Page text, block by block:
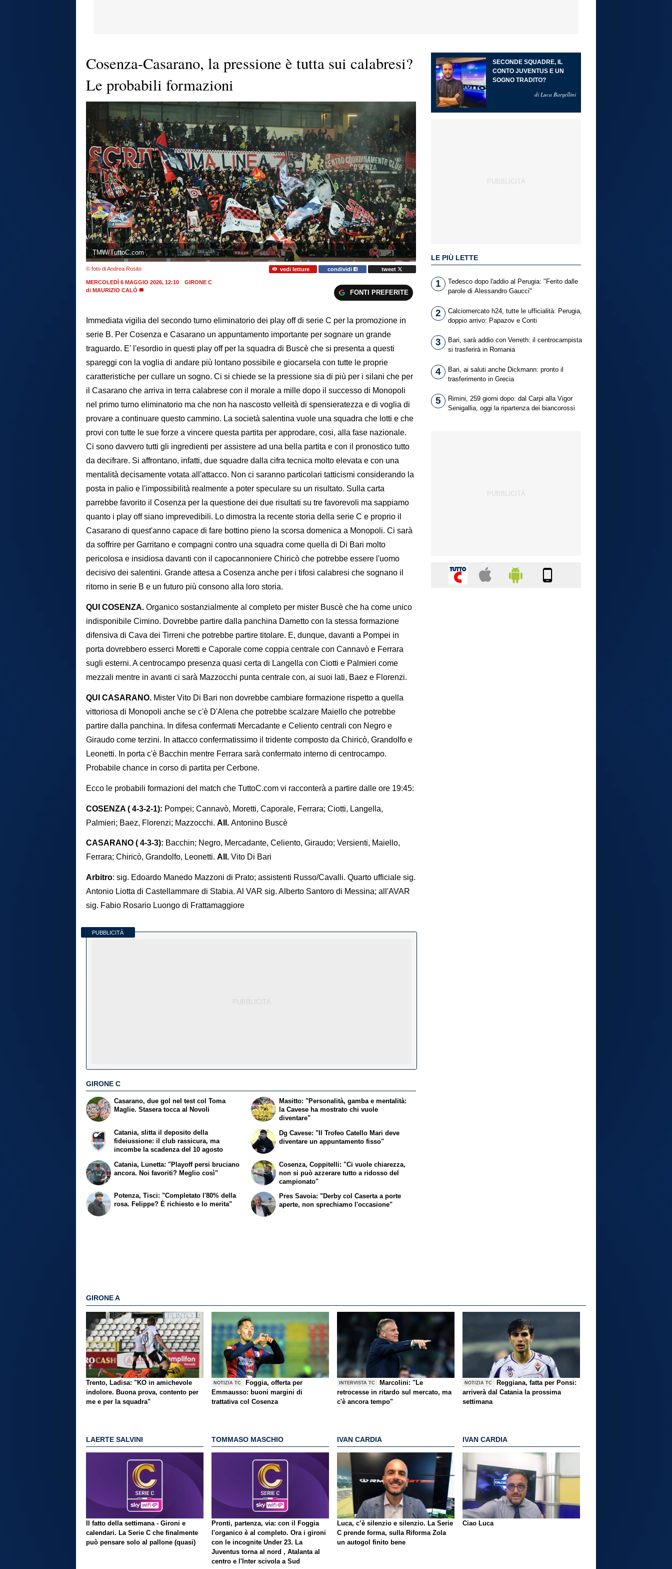
Cosenza-Casarano, la pressione è tutta sui calabresi?
Le probabili formazioni
TMW/TuttoC.com
© foto di Andrea Rosito vedi letture condividi tweet
MERCOLEDÌ 6 MAGGIO 2026, 12:10
GIRONE C
di MAURIZIO CALÒ FONTI PREFERITE
Immediata vigilia del secondo turno eliminatorio dei play off di serie C per la promozione in
serie B. Per Cosenza e Casarano un appuntamento importante per sognare un grande
traguardo. E' l'esordio in questi play off per la squadra di Buscè che si presenta a questi
spareggi con la voglia di andare più lontano possibile e giocarsela con tutte le proprie
caratteristiche per cullare un sogno. Ci si chiede se la pressione sia di più per i silani che per
il Casarano che arriva in terra calabrese con il morale a mille dopo il successo di Monopoli
nel primo turno eliminatorio ma che non ha nascosto velleità di spensieratezza e di voglia di
provare a continuare questo cammino. La società salentina vuole una squadra che lotti e che
provi con tutte le sue forze a vincere questa partita per approdare, cosi, alla fase nazionale.
Ci sono davvero tutti gli ingredienti per assistere ad una bella partita e con il pronostico tutto
da decifrare. Si affrontano, infatti, due squadre dalla cifra tecnica molto elevata e con una
mentalità decisamente votata all'attacco. Non ci saranno particolari tatticismi considerando la
posta in palio e l'impossibilità realmente a poter speculare su un risultato. Sulla carta
parrebbe favorito il Cosenza per la questione dei due risultati su tre favorevoli ma sappiamo
quanto i play off siano imprevedibili. Lo dimostra la recente storia della serie C e proprio il
Casarano di quest'anno capace di fare bottino pieno la scorsa domenica a Monopoli. Ci sarà
da soffrire per Garritano e compagni contro una squadra come quella di Di Bari molto
pericolosa e insidiosa davanti con il capocannoniere Chiricò che potrebbe essere l'uomo
decisivo dei salentini. Grande attesa a Cosenza anche per i tifosi calabresi che sognano il
ritorno in serie B e un futuro più consono alla loro storia.
QUI COSENZA. Organico sostanzialmente al completo per mister Buscè che ha come unico
indisponibile Cimino. Dovrebbe partire dalla panchina Dametto con la stessa formazione
difensiva di Cava dei Tirreni che potrebbe partire titolare. E, dunque, davanti a Pompei in
porta dovrebbero esserci Moretti e Caporale come coppia centrale con Cannavò e Ferrara
sugli esterni. A centrocampo presenza quasi certa di Langella con Ciotti e Palmieri come
mezzali mentre in avanti ci sarà Mazzocchi punta centrale con, ai suoi lati, Baez e Florenzi.
QUI CASARANO. Mister Vito Di Bari non dovrebbe cambiare formazione rispetto a quella
vittoriosa di Monopoli anche se c'è D'Alena che potrebbe scalzare Maiello che potrebbe
partire dalla panchina. In difesa confermati Mercadante e Celiento centrali con Negro e
Giraudo come terzini. In attacco confermatissimo il tridente composto da Chiricò, Grandolfo e
Leonetti. In porta c'è Bacchin mentre Ferrara sarà confermato interno di centrocampo.
Probabile chance in corso di partita per Cerbone.
Ecco le probabili formazioni del match che TuttoC.com vi racconterà a partire dalle ore 19:45:
COSENZA ( 4-3-2-1): Pompei; Cannavò, Moretti, Caporale, Ferrara; Ciotti, Langella,
Palmieri; Baez, Florenzi; Mazzocchi. All. Antonino Buscè
CASARANO ( 4-3-3): Bacchin; Negro, Mercadante, Celiento, Giraudo; Versienti, Maiello,
Ferrara; Chiricò, Grandolfo, Leonetti. All. Vito Di Bari
Arbitro: sig. Edoardo Manedo Mazzoni di Prato; assistenti Russo/Cavalli. Quarto ufficiale sig.
Antonio Liotta di Castellammare di Stabia. Al VAR sig. Alberto Santoro di Messina; all'AVAR
sig. Fabio Rosario Luongo di Frattamaggiore
PUBBLICITÀ
GIRONE C
Casarano, due gol nel test col Toma
Maglie. Stasera tocca al Novoli
Catania, slitta il deposito della
fideiussione: il club rassicura, ma
incombe la scadenza del 10 agosto
Masitto: "Personalità, gamba e mentalità:
la Cavese ha mostrato chi vuole
diventare"
Dg Cavese: "Il Trofeo Catello Mari deve
diventare un appuntamento fisso"
Catania, Lunetta: "Playoff persi bruciano
ancora. Noi favoriti? Meglio così"
Potenza, Tisci: "Completato l'80% della
rosa. Felippe? È richiesto e lo merita"
Cosenza, Coppitelli: "Ci vuole chiarezza,
non si può azzerare tutto a ridosso del
campionato"
Pres Savoia: "Derby col Caserta a porte
aperte, non sprechiamo l'occasione"
SECONDE SQUADRE, IL
CONTO JUVENTUS E UN
SOGNO TRADITO?
di Luca Bargellini
LE PIÙ LETTE
1
Tedesco dopo l'addio al Perugia: "Ferito dalle
parole di Alessandro Gaucci"
2
Calciomercato h24, tutte le ufficialità: Perugia,
doppio arrivo: Papazov e Conti
3
Bari, sarà addio con Verreth: il centrocampista
si trasferirà in Romania
4
Bari, ai saluti anche Dickmann: pronto il
trasferimento in Grecia
5
Rimini, 259 giorni dopo: dal Carpi alla Vigor
Senigallia, oggi la ripartenza dei biancorossi
GIRONE A
Trento, Ladisa: "KO in amichevole
indolore. Buona prova, contento per
me e per la squadra"
NOTIZIA TC
Foggia, offerta per
Emmausso: buoni margini di
trattativa col Cosenza
INTERVISTA TC
Marcolini: "Le
retrocesse in ritardo sul mercato, ma
c'è ancora tempo"
NOTIZIA TC
Reggiana, fatta per Ponsi:
arriverà dal Catania la prossima
settimana
LAERTE SALVINI
Il fatto della settimana - Gironi e
calendari. La Serie C che finalmente
può pensare solo al pallone (quasi)
TOMMASO MASCHIO
Pronti, partenza, via: con il Foggia
l'organico è al completo. Ora i gironi
con le incognite Under 23. La
Juventus torna al nord , Atalanta al
centro e l'Inter scivola a Sud
IVAN CARDIA
Luca, c’è silenzio e silenzio. La Serie
C prende forma, sulla Riforma Zola
un autogol finito bene
IVAN CARDIA
Ciao Luca